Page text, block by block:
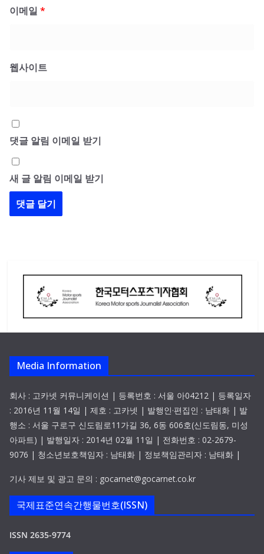
이메일 *
웹사이트
댓글 알림 이메일 받기
새 글 알림 이메일 받기
Media Information
회사 : 고카넷 커뮤니케이션 | 등록번호 : 서울 아04212 | 등록일자
: 2016년 11월 14일 | 제호 : 고카넷 | 발행인·편집인 : 남태화 | 발
행소 : 서울 구로구 신도림로11가길 36, 6동 606호(신도림동, 미성
아파트) | 발행일자 : 2014년 02월 11일 | 전화번호 : 02-2679-
9076 | 청소년보호책임자 : 남태화 | 정보책임관리자 : 남태화 |
기사 제보 및 광고 문의 : gocarnet@gocarnet.co.kr
국제표준연속간행물번호(ISSN)
ISSN 2635-9774